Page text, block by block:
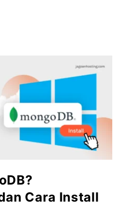
Cara Install